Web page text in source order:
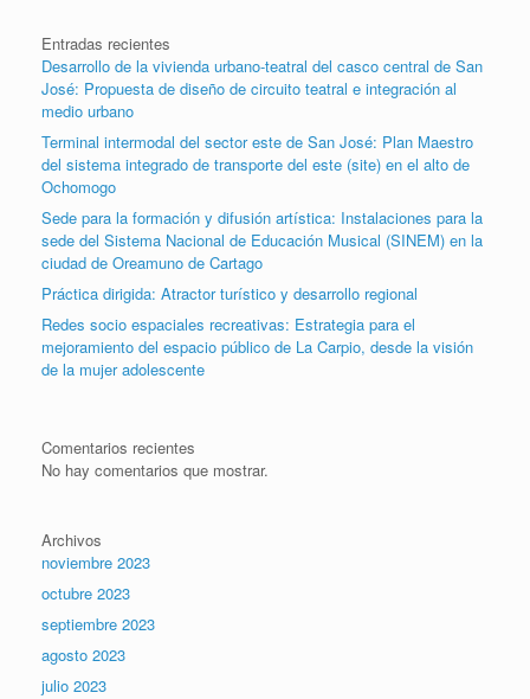
Entradas recientes
Desarrollo de la vivienda urbano-teatral del casco central de San
José: Propuesta de diseño de circuito teatral e integración al
medio urbano
Terminal intermodal del sector este de San José: Plan Maestro
del sistema integrado de transporte del este (site) en el alto de
Ochomogo
Sede para la formación y difusión artística: Instalaciones para la
sede del Sistema Nacional de Educación Musical (SINEM) en la
ciudad de Oreamuno de Cartago
Práctica dirigida: Atractor turístico y desarrollo regional
Redes socio espaciales recreativas: Estrategia para el
mejoramiento del espacio público de La Carpio, desde la visión
de la mujer adolescente
Comentarios recientes
No hay comentarios que mostrar.
Archivos
noviembre 2023
octubre 2023
septiembre 2023
agosto 2023
julio 2023